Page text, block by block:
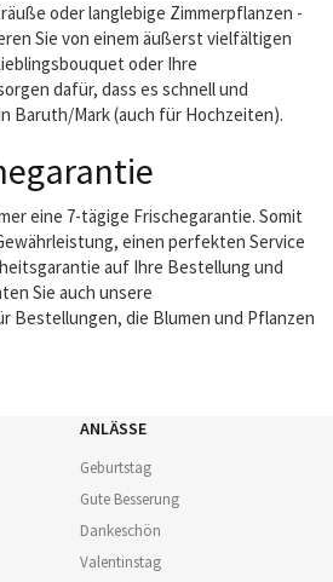
oder langlebige Zimmerpflanzen -
Sie von einem äußerst vielfältigen
oder Ihre
dafür, dass es schnell und
Baruth/Mark (auch für Hochzeiten).
eine 7-tägige Frischegarantie. Somit
einen perfekten Service
auf Ihre Bestellung und
Sie auch unsere
Bestellungen, die Blumen und Pflanzen
ANLÄSSE
Geburtstag
Gute Besserung
Dankeschön
Valentinstag